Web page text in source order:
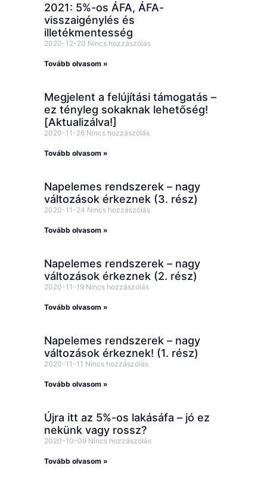
2021: 5%-os ÁFA, ÁFA-
visszaigénylés és
illetékmentesség
2020-12-20 Nincs hozzászólás
Tovább olvasom »
Megjelent a felújítási támogatás –
ez tényleg sokaknak lehetőség!
[Aktualizálva!]
2020-11-26 Nincs hozzászólás
Tovább olvasom »
Napelemes rendszerek – nagy
változások érkeznek (3. rész)
2020-11-24 Nincs hozzászólás
Tovább olvasom »
Napelemes rendszerek – nagy
változások érkeznek (2. rész)
2020-11-19 Nincs hozzászólás
Tovább olvasom »
Napelemes rendszerek – nagy
változások érkeznek! (1. rész)
2020-11-11 Nincs hozzászólás
Tovább olvasom »
Újra itt az 5%-os lakásáfa – jó ez
nekünk vagy rossz?
2020-10-09 Nincs hozzászólás
Tovább olvasom »